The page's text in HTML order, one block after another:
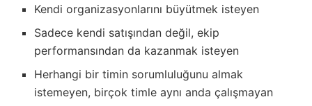
Kendi organizasyonlarını büyütmek isteyen
Sadece kendi satışından değil, ekip
performansından da kazanmak isteyen
Herhangi bir timin sorumluluğunu almak
istemeyen, birçok timle aynı anda çalışmayan